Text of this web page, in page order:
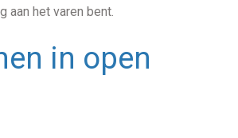
aan het varen bent.
in open